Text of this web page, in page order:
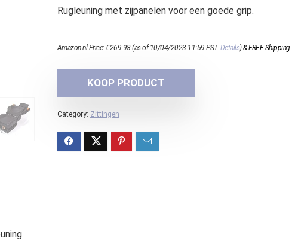
Rugleuning met zijpanelen voor een goede grip.
Amazon.nl Price:€269.98(as of 10/04/2023 11:59 PST-Details)&FREE Shipping.
KOOP PRODUCT
Category: Zittingen